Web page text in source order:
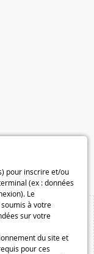
pour inscrire et/ou
(ex : données
Le
à votre
sur votre
du site et
pour ces